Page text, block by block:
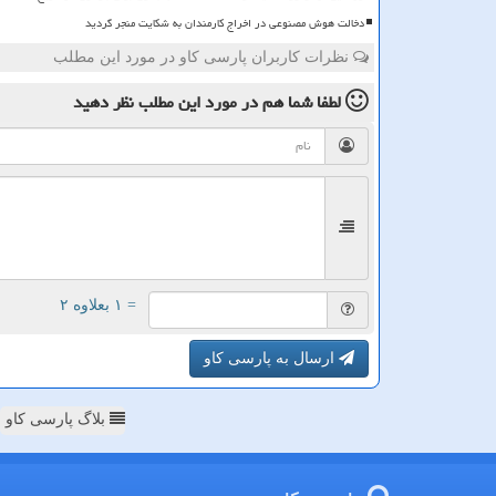
دخالت هوش مصنوعی در اخراج کارمندان به شکایت منجر گردید
نظرات کاربران پارسی کاو در مورد این مطلب
لطفا شما همدر مورد این مطلبنظر دهید
= ۱ بعلاوه ۲
ارسال به پارسی کاو
بلاگ پارسی کاو